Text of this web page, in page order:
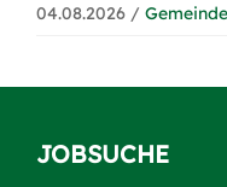
04.08.2026 /
JOBSUCHE